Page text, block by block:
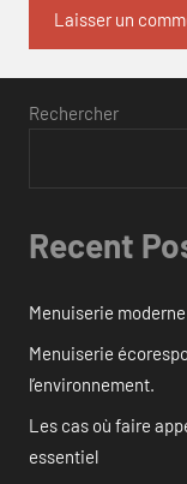
Rechercher
Recent
Menuiserie
Menuiserie
l’environnement.
Les cas où faire
essentiel